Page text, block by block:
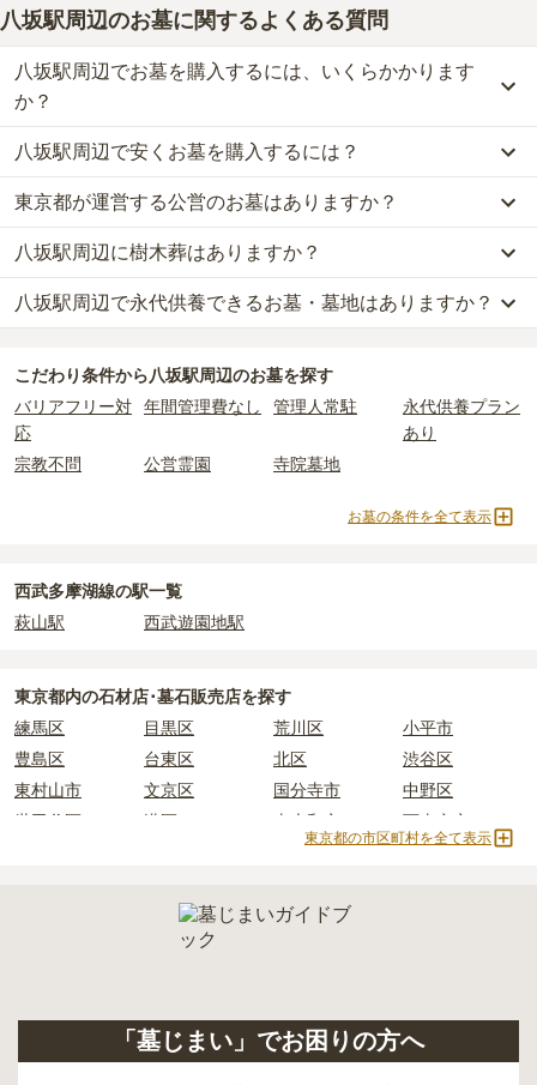
八坂駅周辺のお墓に関するよくある質問
八坂駅周辺でお墓を購入するには、いくらかかります
か？
八坂駅周辺での購入費用の目安は、一般墓が約467万円
一般墓を建てる場合は、「永代使用料（土地代）」と「墓石代」の
2つが主な費用となります。
八坂駅周辺の一般墓の永代使用料の平均は300万円で、墓石代は東
京都の平均166.9万円です。いずれも区画の広さや墓石の大きさ・
開眼法要の費用
：お墓を新しく建てた際に行う儀式のための費
用。僧侶に渡すお布施がかかります。
・納骨式の費用 ：お墓に遺骨を納める儀式のための費用。僧侶に渡
すお布施、会食などの費用がかかります。
・年間管理費
：お墓の管理費。契約後、毎年発生するケースがあり
現地見学では、担当者に「提示金額以外にかかる費用はないか」を
必ず確認することをおすすめします。
八坂駅周辺で安くお墓を購入するには？
八坂駅周辺で一番安価なお墓は、都立 小平霊園の一般墓
151万
円(墓石代別)からお求めいただけます。
一般的に最も費用を抑えられるのは、他の方のご遺骨と一緒に埋葬
する「合祀墓（ごうしぼ）」と呼ばれるタイプです。個別のお墓に
比べて省スペースで管理の手間がかからないため、費用が安く設定
価格の目安は、1名あたり5万円〜30万円程度です。
八坂駅周辺で安価なお墓を探したい場合は、価格の安い順で並び替
えてお墓を探すのがおすすめです。
東京都が運営する公営のお墓はありますか？
八坂駅周辺には、東京都が運営する公営の霊園が
都立 小平霊園がそれにあたります。
公営霊園は民営の霊園と異なり、契約にあたって応募資格が設けら
主な条件として、遺骨がすでにある、該当の市区町村に一定年数以
上住んでいるなどが挙げられます。
条件を満たさない場合は、申し込み自体ができないことも多いた
め、事前の確認が重要です。
八坂駅周辺に樹木葬はありますか？
八坂駅周辺には、樹木葬の掲載がありません。
自然葬をお考えの場合は、海洋散骨もご検討ください。
八坂駅周辺で永代供養できるお墓・墓地はありますか？
永代供養をお考えの場合は、海洋散骨もご検討ください。
こだわり条件から八坂駅周辺のお墓を探す
バリアフリー対
応
年間管理費なし 管理人常駐
永代供養プラン
あり
宗教不問
公営霊園 寺院墓地
お墓の条件を全て表示
西武多摩湖線の駅一覧
萩山駅
西武遊園地駅
東京都内の石材店･墓石販売店を探す
練馬区
目黒区 荒川区
小平市
豊島区
台東区 北区
渋谷区
東村山市
文京区 国分寺市
中野区
世田谷区
港区 東大和市
西東京市
町田市 府中市
昭島市
葛飾区 墨田区
杉並区
東京都の市区町村を全て表示
「墓じまい」でお困りの方へ